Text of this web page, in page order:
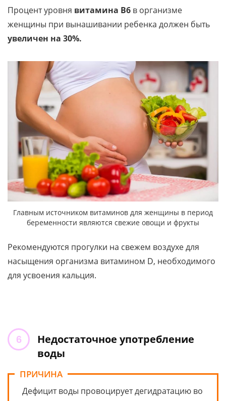
Процент уровня витамина В6 в организме
женщины при вынашивании ребенка должен быть
увеличен на 30%.
Главным источником витаминов для женщины в период
беременности являются свежие овощи и фрукты
Рекомендуются прогулки на свежем воздухе для
насыщения организма витамином D, необходимого
для усвоения кальция.
Недостаточное употребление
воды
ПРИЧИНА
Дефицит воды провоцирует дегидратацию во